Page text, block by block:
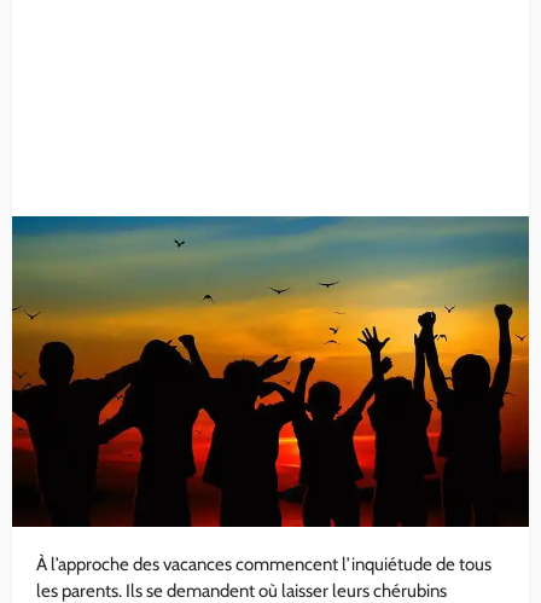
À l’approche des vacances commencent l’inquiétude de tous
les parents. Ils se demandent où laisser leurs chérubins